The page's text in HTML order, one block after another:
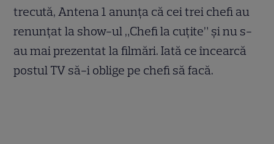
trecută, Antena 1 anunța că cei trei chefi au
renunțat la show-ul „Chefi la cuțite” și nu s-
au mai prezentat la filmări. Iată ce încearcă
postul TV să-i oblige pe chefi să facă.